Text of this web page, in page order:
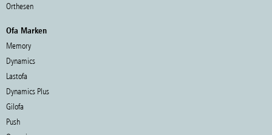
Orthesen
Ofa Marken
Memory
Dynamics
Lastofa
Dynamics Plus
Gilofa
Push